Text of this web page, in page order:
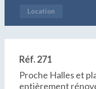
Location
Réf. 271
Proche Halles et
entièrement